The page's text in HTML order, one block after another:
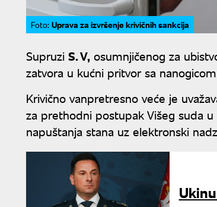
Foto: Uprava za izvršenje krivičnih sankcija
Supruzi S. V, osumnjičenog za
zatvora u kućni pritvor sa
Krivično vanpretresno veće je
za prethodni postupak Višeg suda
napuštanja stana uz elektronski